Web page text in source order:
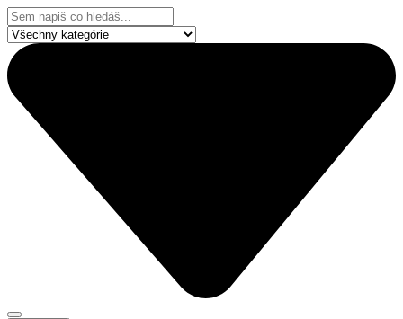
Přejít
k
obsahu
Search
...